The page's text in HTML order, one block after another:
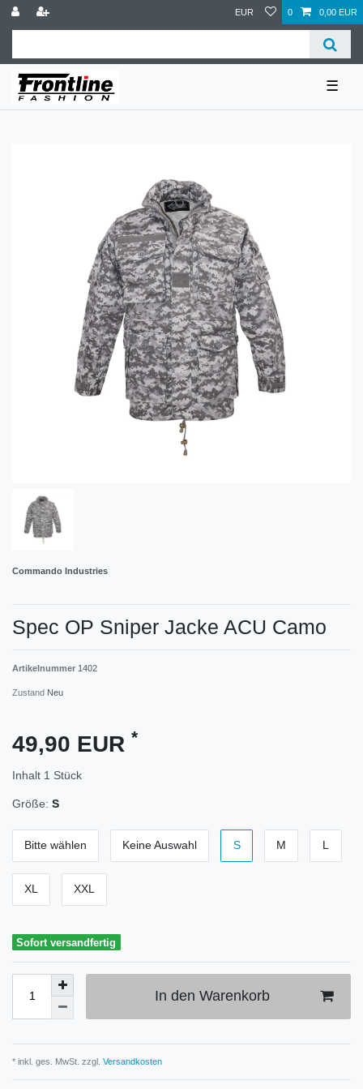
EUR 0 0,00 EUR
☰
Commando Industries
Spec OP Sniper Jacke ACU Camo
Artikelnummer 1402
Zustand Neu
49,90 EUR *
Inhalt 1 Stück
Größe: S
Bitte wählen Keine Auswahl S M L
XL XXL
Sofort versandfertig
In den Warenkorb
* inkl. ges. MwSt. zzgl. Versandkosten